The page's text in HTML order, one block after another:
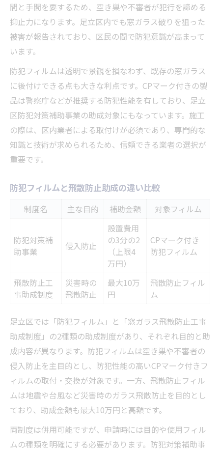
間と手間を要するため、空き巣や不審者が犯行を諦める
抑止力になります。足立区内でも窓ガラス破りを狙った
被害が報告されており、区民の間で防犯意識が高まって
います。
防犯フィルムは透明で景観を損なわず、既存の窓ガラス
に後付けできる点も大きな利点です。CPマーク付きの製
品は警察庁などが推奨する防犯性能を有しており、足立
区防犯対策補助事業の助成対象にもなっています。施工
の際は、区内業者による取付けが必須であり、専門的な
知識と技術が求められるため、信頼できる業者の選択が
重要です。
防犯フィルムと飛散防止助成の違い比較
制度名 主な目的 補助金額 対象フィルム
防犯対策補
助事業
侵入防止
設置費用
の3分の2
（上限4
万円）
CPマーク付き
防犯フィルム
飛散防止工
事助成制度
災害時の
飛散防止
最大10万
円
飛散防止フィル
ム
足立区では「防犯フィルム」と「窓ガラス飛散防止工事
助成制度」の2種類の助成制度があり、それぞれ目的と助
成内容が異なります。防犯フィルムは空き巣や不審者の
侵入防止を主目的とし、防犯性能の高いCPマーク付きフ
ィルムの取付・交換が対象です。一方、飛散防止フィル
ムは地震や台風など災害時のガラス飛散防止を目的とし
ており、助成金額も最大10万円と高額です。
両制度は併用可能ですが、申請時には目的や使用フィル
ムの種類を明確にする必要があります。防犯対策補助事